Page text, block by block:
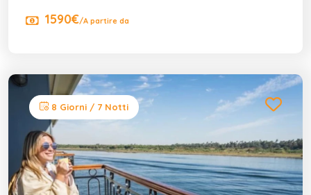
1590€/A partire da
8 Giorni / 7 Notti